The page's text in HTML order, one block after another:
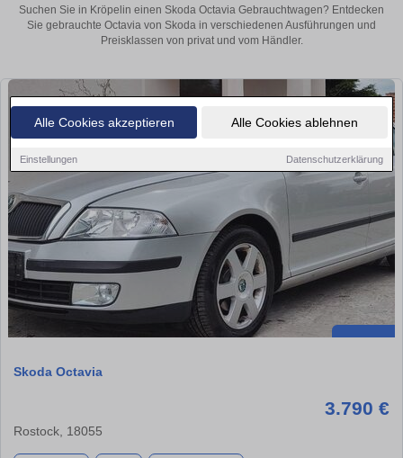
Alle Cookies akzeptieren Alle Cookies ablehnen
Einstellungen Datenschutzerklärung
Suchen Sie in Kröpelin einen Skoda Octavia Gebrauchtwagen? Entdecken
Sie gebrauchte Octavia von Skoda in verschiedenen Ausführungen und
Preisklassen von privat und vom Händler.
Skoda Octavia
3.790 €
Rostock, 18055